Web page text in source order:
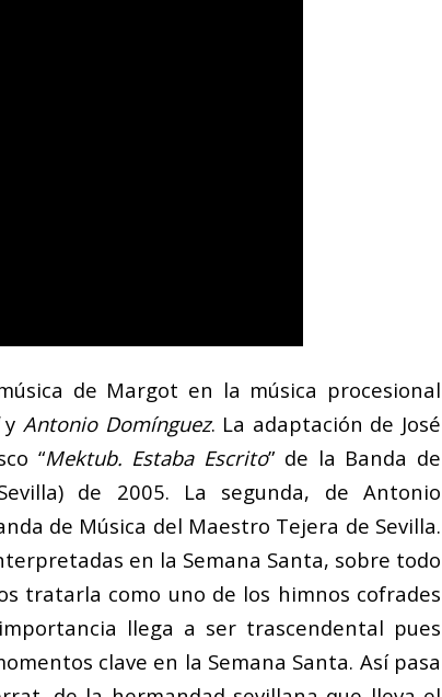
de Margot en la música procesional
Antonio Domínguez. La adaptación de José
“Mektub. Estaba Escrito” de la Banda de
de 2005. La segunda, de Antonio
de Música del Maestro Tejera de Sevilla.
en la Semana Santa, sobre todo
tratarla como uno de los himnos cofrades
llega a ser trascendental pues
clave en la Semana Santa. Así pasa